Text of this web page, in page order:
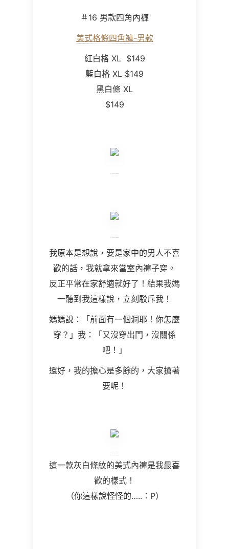
＃16 男款四角內褲
美式格條四角褲-男款
紅白格 XL $149
藍白格 XL $149
黑白條 XL
$149
我原本是想說，要是家中的男人不喜
歡的話，我就拿來當室內褲子穿。
反正平常在家舒適就好了！結果我媽
一聽到我這樣說，立刻駁斥我！
媽媽說：「前面有一個洞耶！你怎麼
穿？」我：「又沒穿出門，沒關係
吧！」
還好，我的擔心是多餘的，大家搶著
要呢！
這一款灰白條紋的美式內褲是我最喜
歡的樣式！
（你這樣說怪怪的…..：P）